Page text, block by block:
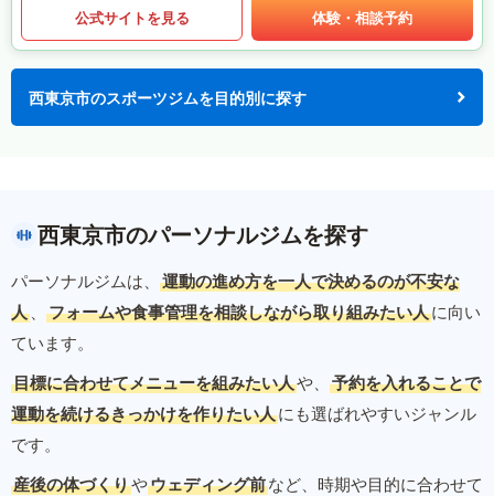
公式サイトを見る 体験・相談予約
西東京市のスポーツジムを目的別に探す
西東京市のパーソナルジムを探す
パーソナルジムは、
運動の進め方を一人で決めるのが不安な
人 、 フォームや食事管理を相談しながら取り組みたい人に向い
ています。
目標に合わせてメニューを組みたい人や、
予約を入れることで
運動を続けるきっかけを作りたい人にも選ばれやすいジャンル
です。
産後の体づくりやウェディング前など、時期や目的に合わせて